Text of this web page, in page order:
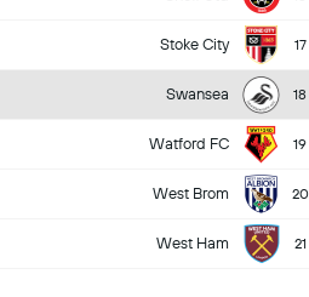
17
Stoke City
18
Swansea
19
Watford FC
20
West Brom
21
West Ham